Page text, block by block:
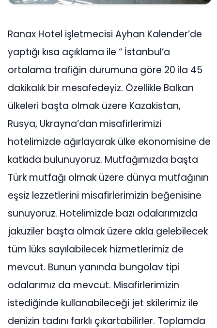
Ranax Hotel işletmecisi Ayhan Kalender’de
yaptığı kısa açıklama ile “ İstanbul’a
ortalama trafiğin durumuna göre 20 ila 45
dakikalık bir mesafedeyiz. Özellikle Balkan
ülkeleri başta olmak üzere Kazakistan,
Rusya, Ukrayna’dan misafirlerimizi
hotelimizde ağırlayarak ülke ekonomisine de
katkıda bulunuyoruz. Mutfağımızda başta
Türk mutfağı olmak üzere dünya mutfağının
eşsiz lezzetlerini misafirlerimizin beğenisine
sunuyoruz. Hotelimizde bazı odalarımızda
jakuziler başta olmak üzere akla gelebilecek
tüm lüks sayılabilecek hizmetlerimiz de
mevcut. Bunun yanında bungolav tipi
odalarımız da mevcut. Misafirlerimizin
istediğinde kullanabileceği jet skilerimiz ile
denizin tadını farklı çıkartabilirler. Toplamda